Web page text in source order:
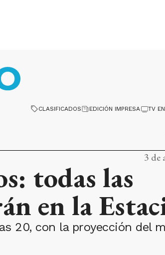
CLASIFICADOS EDICIÓN IMPRESA TV
3 de
todas las
en la
20, con la proyección del